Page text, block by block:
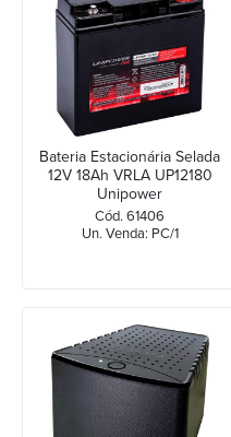
Bateria Estacionária Selada
12V 18Ah VRLA UP12180
Unipower
Cód. 61406
Un. Venda: PC/1